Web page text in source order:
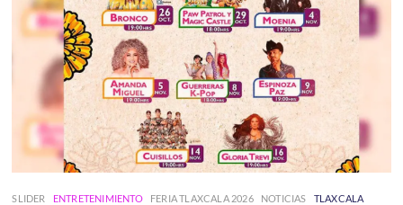
SLIDER ENTRETENIMIENTO FERIA TLAXCALA 2026 NOTICIAS TLAXCALA